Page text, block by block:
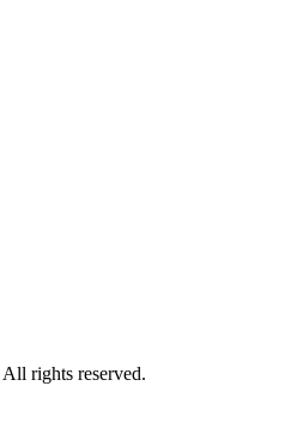
All rights reserved.